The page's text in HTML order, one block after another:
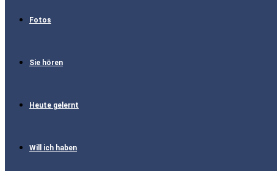
Fotos
Sie hören
Heute gelernt
Will ich haben